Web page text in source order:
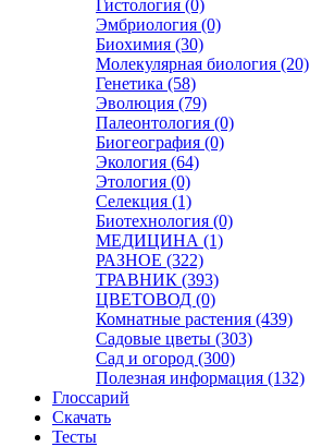
Гистология (0)
Эмбриология (0)
Биохимия (30)
Молекулярная биология (20)
Генетика (58)
Эволюция (79)
Палеонтология (0)
Биогеография (0)
Экология (64)
Этология (0)
Селекция (1)
Биотехнология (0)
МЕДИЦИНА (1)
РАЗНОЕ (322)
ТРАВНИК (393)
ЦВЕТОВОД (0)
Комнатные растения (439)
Садовые цветы (303)
Сад и огород (300)
Полезная информация (132)
Глоссарий
Скачать
Тесты